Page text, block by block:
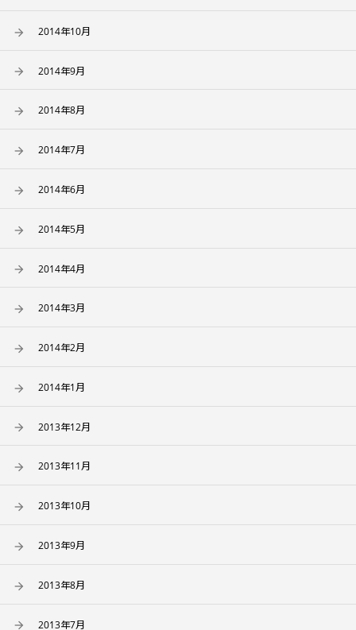
2014年10月
2014年9月
2014年8月
2014年7月
2014年6月
2014年5月
2014年4月
2014年3月
2014年2月
2014年1月
2013年12月
2013年11月
2013年10月
2013年9月
2013年8月
2013年7月